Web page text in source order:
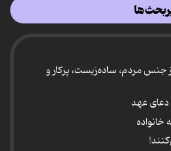
جنس مردم، ساده‌زیست، پرکار و
عهد